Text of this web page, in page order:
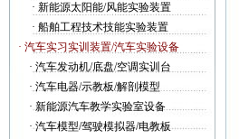
· 新能源太阳能/风能实验装置
· 船舶工程技术技能实验装置
· 汽车实习实训装置/汽车实验设备
· 汽车发动机/底盘/空调实训台
· 汽车电器/示教板/解剖模型
·新能源汽车教学实验室设备
·汽车模型/驾驶模拟器/电教板